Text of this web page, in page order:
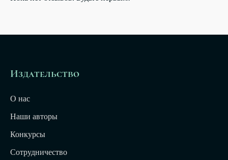
Издательство
О нас
Наши авторы
Конкурсы
Сотрудничество